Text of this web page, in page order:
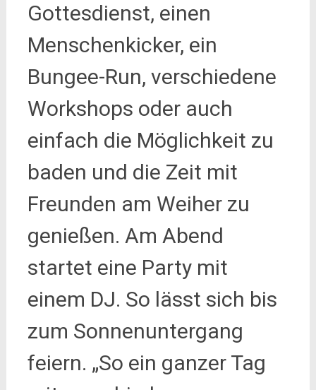
Gottesdienst, einen
Menschenkicker, ein
Bungee-Run, verschiedene
Workshops oder auch
einfach die Möglichkeit zu
baden und die Zeit mit
Freunden am Weiher zu
genießen. Am Abend
startet eine Party mit
einem DJ. So lässt sich bis
zum Sonnenuntergang
feiern. „So ein ganzer Tag